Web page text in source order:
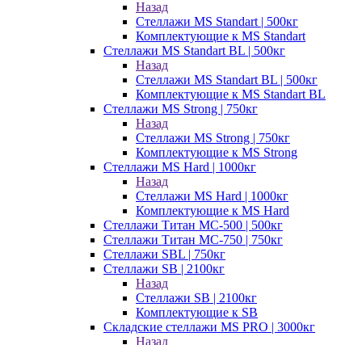
Назад
Стеллажи MS Standart | 500кг
Комплектующие к MS Standart
Стеллажи MS Standart BL | 500кг
Назад
Стеллажи MS Standart BL | 500кг
Комплектующие к MS Standart BL
Стеллажи MS Strong | 750кг
Назад
Стеллажи MS Strong | 750кг
Комплектующие к MS Strong
Стеллажи MS Hard | 1000кг
Назад
Стеллажи MS Hard | 1000кг
Комплектующие к MS Hard
Стеллажи Титан МС-500 | 500кг
Стеллажи Титан МС-750 | 750кг
Стеллажи SBL | 750кг
Стеллажи SB | 2100кг
Назад
Стеллажи SB | 2100кг
Комплектующие к SB
Складские стеллажи MS PRO | 3000кг
Назад